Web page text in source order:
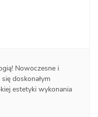
Nowoczesne i
doskonałym
estetyki wykonania